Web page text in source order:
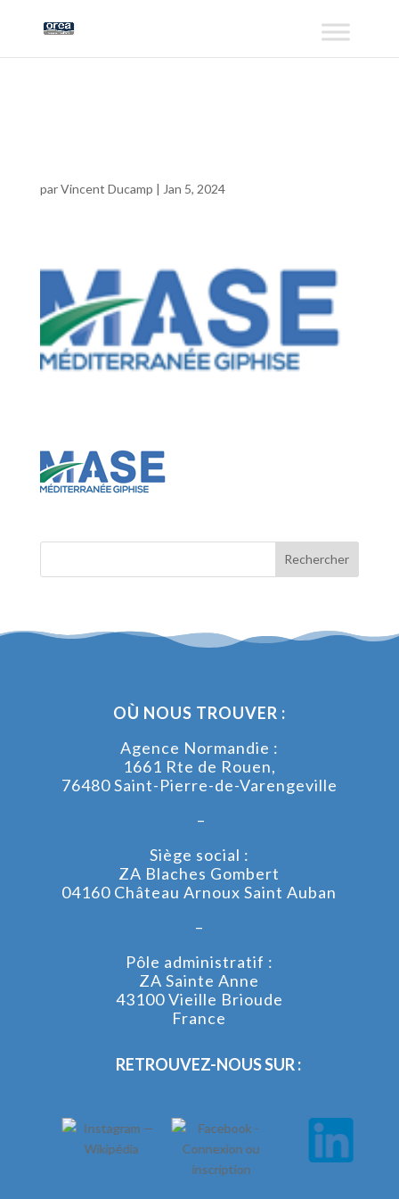
parVincent Ducamp | Jan 5, 2024
OÙ NOUS TROUVER :
Agence Normandie :
1661 Rte de Rouen,
76480 Saint-Pierre-de-Varengeville
–
Siège social :
ZA Blaches Gombert
04160 Château Arnoux Saint Auban
–
Pôle administratif :
ZA Sainte Anne
43100 Vieille Brioude
France
RETROUVEZ-NOUS SUR :